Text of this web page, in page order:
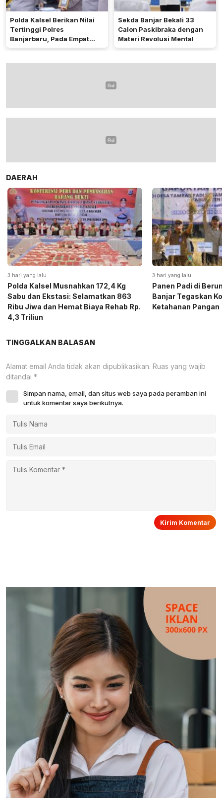
Polda Kalsel Berikan Nilai
Tertinggi Polres
Banjarbaru, Pada Empat
Bidang Utama
Sekda Banjar Bekali 33
Calon Paskibraka dengan
Materi Revolusi Mental
DAERAH
3 hari yang lalu
Polda Kalsel Musnahkan 172,4 Kg
Sabu dan Ekstasi: Selamatkan 863
Ribu Jiwa dan Hemat Biaya Rehab Rp.
4,3 Triliun
3 hari yang lalu
Panen Padi di
Banjar Tegaskan
Ketahanan Pangan
TINGGALKAN BALASAN
Alamat email Anda tidak akan dipublikasikan. Ruas yang wajib
ditandai *
Simpan nama, email, dan situs web saya pada peramban ini
untuk komentar saya berikutnya.